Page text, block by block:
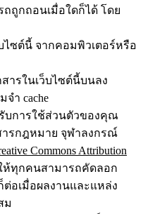
ถูกถอนเมื่อใดก็ได้ โดย
ไซต์นี้ จากคอมพิวเตอร์หรือ
ารในเว็บไซต์นี้บนลง
ำ cache
บการใช้ส่วนตัวของคุณ
ารกฎหมาย จุฬาลงกรณ์
Commons Attribution
ทุกคนสามารถคัดลอก
ต่อเมื่อผลงานและแหล่ง
ม